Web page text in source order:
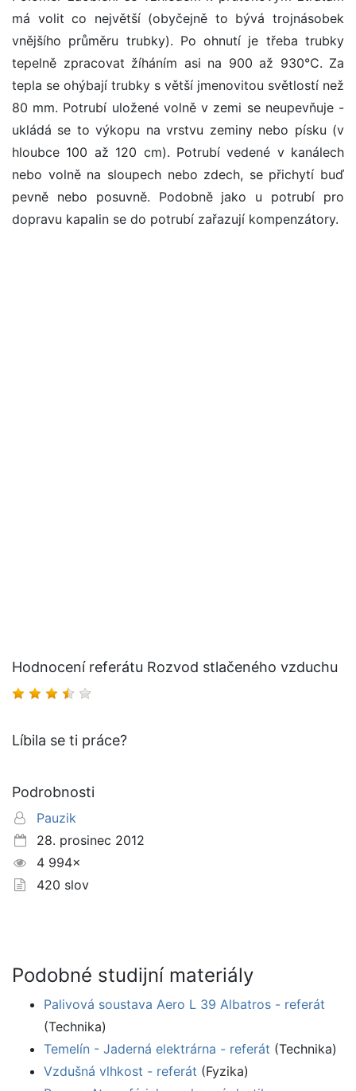
má volit co největší (obyčejně to bývá trojnásobek
vnějšího průměru trubky). Po ohnutí je třeba trubky
tepelně zpracovat žíháním asi na 900 až 930°C. Za
tepla se ohýbají trubky s větší jmenovitou světlostí než
80 mm. Potrubí uložené volně v zemi se neupevňuje -
ukládá se to výkopu na vrstvu zeminy nebo písku (v
hloubce 100 až 120 cm). Potrubí vedené v kanálech
nebo volně na sloupech nebo zdech, se přichytí buď
pevně nebo posuvně. Podobně jako u potrubí pro
dopravu kapalin se do potrubí zařazují kompenzátory.
Hodnocení referátu Rozvod stlačeného vzduchu
Líbila se ti práce?
Podrobnosti
Pauzik
28. prosinec 2012
4 994×
420 slov
Podobné studijní materiály
Palivová soustava Aero L 39 Albatros - referát
(Technika)
Temelín - Jaderná elektrárna - referát (Technika)
Vzdušná vlhkost - referát (Fyzika)